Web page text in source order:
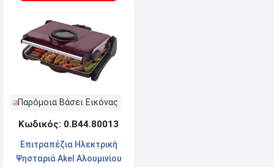
Παρόμοια Βάσει Εικόνας
Κωδικός: 0.Β44.80013
Επιτραπέζια Ηλεκτρική
Ψησταριά Akel Αλουμινίου